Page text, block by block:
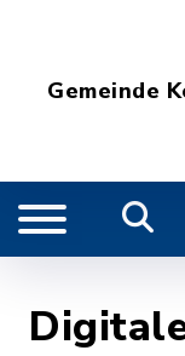
Gemeinde